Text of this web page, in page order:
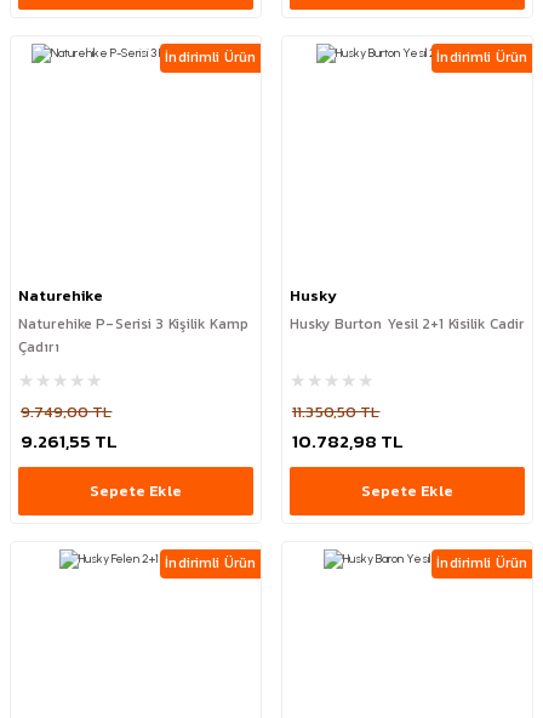
İndirimli Ürün
Naturehike
Naturehike P-Serisi 3 Kişilik Kamp
Çadırı
9.749,00 TL
9.261,55 TL
Sepete Ekle
İndirimli Ürün
Husky
Husky Burton Yesil 2+1 Kisilik Cadir
11.350,50 TL
10.782,98 TL
Sepete Ekle
İndirimli Ürün İndirimli Ürün